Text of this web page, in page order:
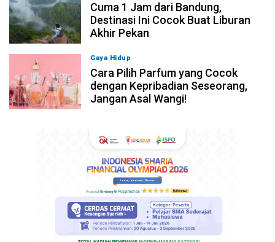
Cuma 1 Jam dari Bandung,
Destinasi Ini Cocok Buat Liburan
Akhir Pekan
Gaya Hidup
Cara Pilih Parfum yang Cocok
dengan Kepribadian Seseorang,
Jangan Asal Wangi!